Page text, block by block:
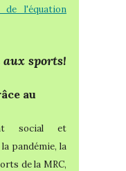
de l'équation
aux sports!
au
social et
pandémie, la
de la MRC,